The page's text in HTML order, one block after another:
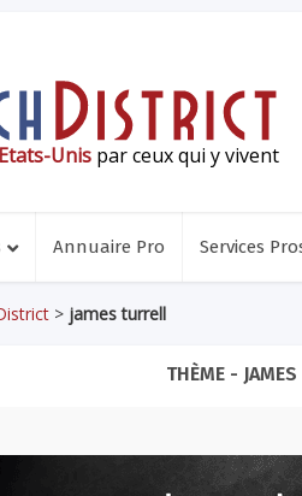
Etats-Unis par ceux qui y vivent
Annuaire Pro Services
> james turrell
THÈME -